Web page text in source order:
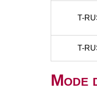
T-
T-
Mode